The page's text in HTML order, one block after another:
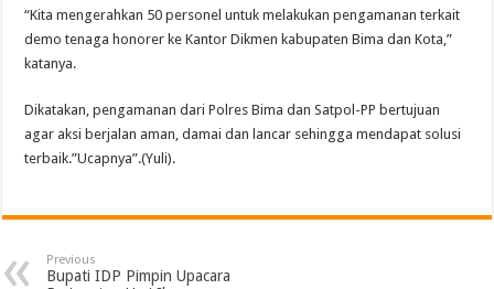
“Kita mengerahkan 50 personel untuk melakukan pengamanan terkait
demo tenaga honorer ke Kantor Dikmen kabupaten Bima dan Kota,”
katanya.
Dikatakan, pengamanan dari Polres Bima dan Satpol-PP bertujuan
agar aksi berjalan aman, damai dan lancar sehingga mendapat solusi
terbaik.”Ucapnya”.(Yuli).
Previous
Bupati IDP Pimpin Upacara